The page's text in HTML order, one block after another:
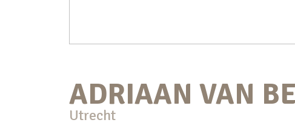
ADRIAAN VAN
Utrecht